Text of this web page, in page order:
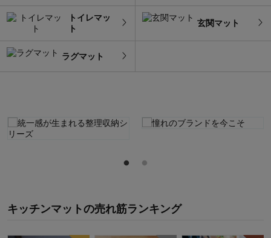
トイレマッ
ト
玄関マット
ラグマット
キッチンマットの売れ筋ランキング